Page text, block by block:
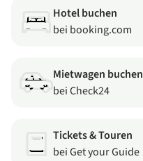
Hotel buchen
bei booking.com
Mietwagen buchen
bei Check24
Tickets & Touren
bei Get your Guide